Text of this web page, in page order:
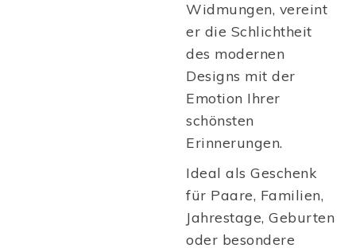
Widmungen, vereint
er die Schlichtheit
des modernen
Designs mit der
Emotion Ihrer
schönsten
Erinnerungen.
Ideal als Geschenk
für Paare, Familien,
Jahrestage, Geburten
oder besondere